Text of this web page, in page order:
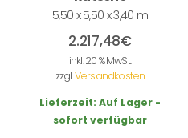
5,50 x 5,50 x 3,40 m
2.217,48€
inkl. 20 % MwSt.
zzgl.Versandkosten
Lieferzeit: Auf Lager -
sofort verfügbar